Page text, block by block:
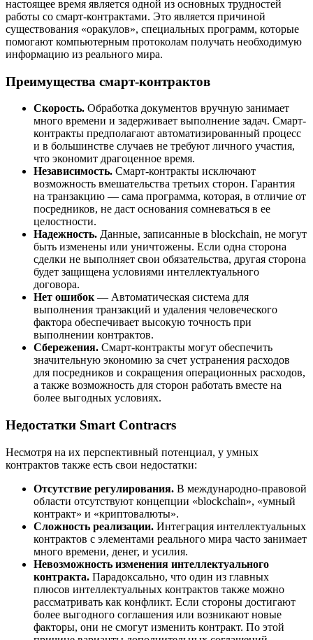
настоящее время является одной из основных трудностей
работы со смарт-контрактами. Это является причиной
существования «оракулов», специальных программ, которые
помогают компьютерным протоколам получать необходимую
информацию из реального мира.
Преимущества смарт-контрактов
Скорость. Обработка документов вручную занимает
много времени и задерживает выполнение задач. Смарт-
контракты предполагают автоматизированный процесс
и в большинстве случаев не требуют личного участия,
что экономит драгоценное время.
Независимость. Смарт-контракты исключают
возможность вмешательства третьих сторон. Гарантия
на транзакцию — сама программа, которая, в отличие от
посредников, не даст основания сомневаться в ее
целостности.
Надежность. Данные, записанные в blockchain, не могут
быть изменены или уничтожены. Если одна сторона
сделки не выполняет свои обязательства, другая сторона
будет защищена условиями интеллектуального
договора.
Нет ошибок — Автоматическая система для
выполнения транзакций и удаления человеческого
фактора обеспечивает высокую точность при
выполнении контрактов.
Сбережения. Смарт-контракты могут обеспечить
значительную экономию за счет устранения расходов
для посредников и сокращения операционных расходов,
а также возможность для сторон работать вместе на
более выгодных условиях.
Недостатки Smart Contracrs
Несмотря на их перспективный потенциал, у умных
контрактов также есть свои недостатки:
Отсутствие регулирования. В международно-правовой
области отсутствуют концепции «blockchain», «умный
контракт» и «криптовалюты».
Сложность реализации. Интеграция интеллектуальных
контрактов с элементами реального мира часто занимает
много времени, денег, и усилия.
Невозможность изменения интеллектуального
контракта. Парадоксально, что один из главных
плюсов интеллектуальных контрактов также можно
рассматривать как конфликт. Если стороны достигают
более выгодного соглашения или возникают новые
факторы, они не смогут изменить контракт. По этой